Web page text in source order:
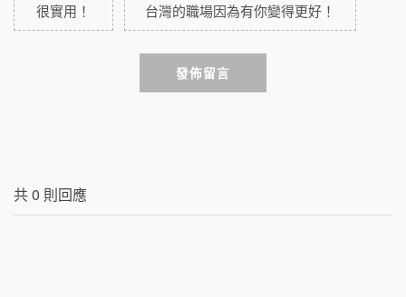
很實用！ 台灣的職場因為有你變得更好！
發佈留言
共0 則回應